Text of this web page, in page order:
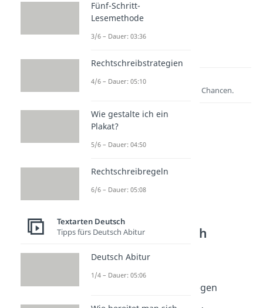
zur Videoseite: Lustige
Lernen lohnt sich!
Entdecke hier deine Chancen.
Weitere Inhalte:
Textarten Deutsch
Abschiedssprüche
Dauer: 03:30
Abschiedssprüche Kollegen
Fünf-Schritt-
Lesemethode
3/6 – Dauer: 03:36
Rechtschreibstrategien
4/6 – Dauer: 05:10
Wie gestalte ich ein
Plakat?
5/6 – Dauer: 04:50
Rechtschreibregeln
6/6 – Dauer: 05:08
Textarten Deutsch
Tipps fürs Deutsch Abitur
Deutsch Abitur
1/4 – Dauer: 05:06